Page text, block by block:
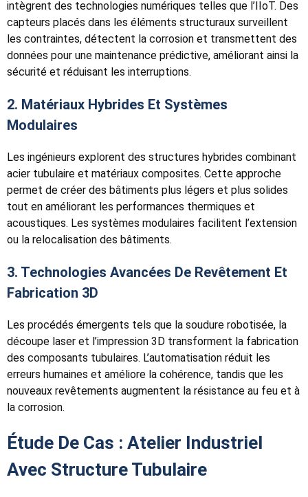
intègrent des technologies numériques telles que l’IIoT. Des
capteurs placés dans les éléments structuraux surveillent
les contraintes, détectent la corrosion et transmettent des
données pour une maintenance prédictive, améliorant ainsi la
sécurité et réduisant les interruptions.
2. Matériaux Hybrides Et Systèmes
Modulaires
Les ingénieurs explorent des structures hybrides combinant
acier tubulaire et matériaux composites. Cette approche
permet de créer des bâtiments plus légers et plus solides
tout en améliorant les performances thermiques et
acoustiques. Les systèmes modulaires facilitent l’extension
ou la relocalisation des bâtiments.
3. Technologies Avancées De Revêtement Et
Fabrication 3D
Les procédés émergents tels que la soudure robotisée, la
découpe laser et l’impression 3D transforment la fabrication
des composants tubulaires. L’automatisation réduit les
erreurs humaines et améliore la cohérence, tandis que les
nouveaux revêtements augmentent la résistance au feu et à
la corrosion.
Étude De Cas : Atelier Industriel
Avec Structure Tubulaire